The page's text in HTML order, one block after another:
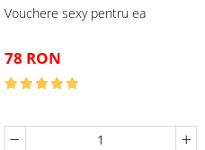
Vouchere sexy pentru ea
78 RON